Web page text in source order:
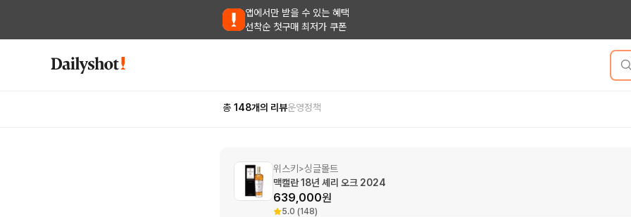
앱에서만 받을 수 있는 혜택
선착순 첫구매 최저가 쿠폰
총 148개의 리뷰운영정책
위스키 >싱글몰트
맥캘란 18년 셰리 오크 2024
639,000원
5.0 (148)